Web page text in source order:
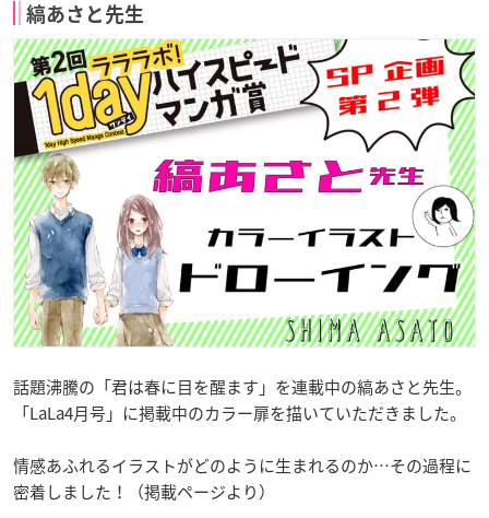
縞あさと先生
話題沸騰の「君は春に目を醒ます」を連載中の縞あさと先生。
「LaLa4月号」に掲載中のカラー扉を描いていただきました。
情感あふれるイラストがどのように生まれるのか…その過程に
密着しました！（掲載ページより）